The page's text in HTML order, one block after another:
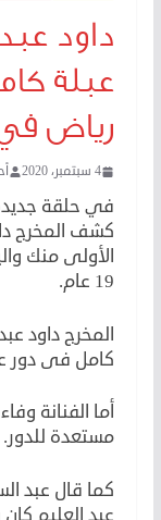
داود
عبلة
رياض
4 سبتمبر، 2020
في حلقة
كشف المخرج
الأولى منك
19 عام.
المخرج داود
كامل فى دور
أما الفنانة
مستعدة للدور.
كما قال عبد
عبد العليم